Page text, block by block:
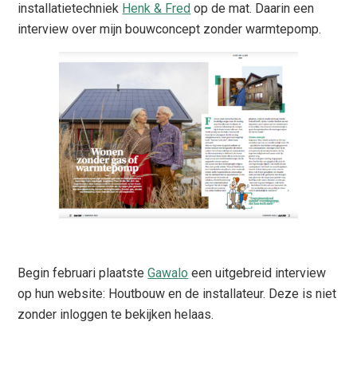
installatietechniek Henk & Fred op de mat. Daarin een
interview over mijn bouwconcept zonder warmtepomp.
Begin februari plaatsteGawalo een uitgebreid interview
op hun website: Houtbouw en de installateur. Deze is niet
zonder inloggen te bekijken helaas.